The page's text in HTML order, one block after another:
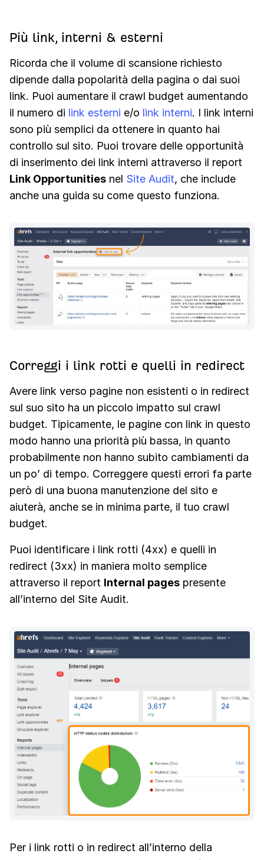
Più link, interni & esterni
Ricorda che il volume di scansione richiesto
dipende dalla popolarità della pagina o dai suoi
link. Puoi aumentare il crawl budget aumentando
il numero di link esterni e/o link interni. I link interni
sono più semplici da ottenere in quanto hai
controllo sul sito. Puoi trovare delle opportunità
di inserimento dei link interni attraverso il report
Link Opportunities nel Site Audit, che include
anche una guida su come questo funziona.
Correggi i link rotti e quelli in redirect
Avere link verso pagine non esistenti o in redirect
sul suo sito ha un piccolo impatto sul crawl
budget. Tipicamente, le pagine con link in questo
modo hanno una priorità più bassa, in quanto
probabilmente non hanno subito cambiamenti da
un po’ di tempo. Correggere questi errori fa parte
però di una buona manutenzione del sito e
aiuterà, anche se in minima parte, il tuo crawl
budget.
Puoi identificare i link rotti (4xx) e quelli in
redirect (3xx) in maniera molto semplice
attraverso il report Internal pages presente
all’interno del Site Audit.
Per i link rotti o in redirect all’interno della